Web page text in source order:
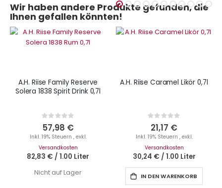
Wir haben andere Produkte gefunden, die
Ihnen gefallen könnten!
A.H. Riise Family Reserve
Solera 1838 Spirit Drink 0,7l
Rating:
0%
57,98 €
Inkl. 19% Steuern , exkl.
Versandkosten
82,83 € / 1.00 Liter
Nicht auf Lager
A.H. Riise Caramel Likör 0,7l
Rating:
0%
21,17 €
Inkl. 19% Steuern , exkl.
Versandkosten
30,24 € / 1.00 Liter
IN DEN WARENKORB